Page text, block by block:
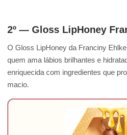
2º — Gloss LipHoney
O Gloss LipHoney da Franciny
quem ama lábios brilhantes e
enriquecida com ingredientes que
macio.